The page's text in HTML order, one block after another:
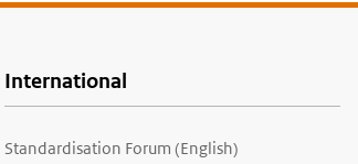
International
Standardisation Forum (English)